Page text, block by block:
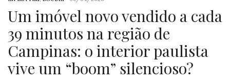
Um imóvel novo vendido a cada
39 minutos na região de
Campinas: o interior paulista
vive um “boom” silencioso?